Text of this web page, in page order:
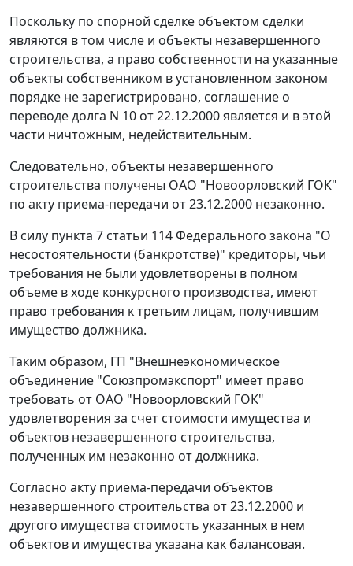
Поскольку по спорной сделке объектом сделки
являются в том числе и объекты незавершенного
строительства, а право собственности на указанные
объекты собственником в установленном законом
порядке не зарегистрировано, соглашение о
переводе долга N 10 от 22.12.2000 является и в этой
части ничтожным, недействительным.
Следовательно, объекты незавершенного
строительства получены ОАО "Новоорловский ГОК"
по акту приема-передачи от 23.12.2000 незаконно.
В силу пункта 7 статьи 114Федерального закона "О
несостоятельности (банкротстве)" кредиторы, чьи
требования не были удовлетворены в полном
объеме в ходе конкурсного производства, имеют
право требования к третьим лицам, получившим
имущество должника.
Таким образом, ГП "Внешнеэкономическое
объединение "Союзпромэкспорт" имеет право
требовать от ОАО "Новоорловский ГОК"
удовлетворения за счет стоимости имущества и
объектов незавершенного строительства,
полученных им незаконно от должника.
Согласно акту приема-передачи объектов
незавершенного строительства от 23.12.2000 и
другого имущества стоимость указанных в нем
объектов и имущества указана как балансовая.